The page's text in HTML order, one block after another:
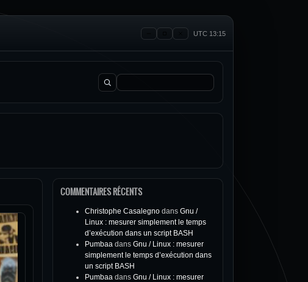
UTC 13:15
Rechercher :
COMMENTAIRES RÉCENTS
Christophe Casalegno dans Gnu /
Linux : mesurer simplement le temps
d’exécution dans un script BASH
Pumbaa dans Gnu / Linux : mesurer
simplement le temps d’exécution dans
un script BASH
Pumbaa dans Gnu / Linux : mesurer